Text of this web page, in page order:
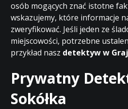
osób mogących znać istotne
wskazujemy, które informacje
zweryfikować. Jeśli jeden ze
miejscowości, potrzebne
przykład nasz detektyw w
Prywatny
Sokółka